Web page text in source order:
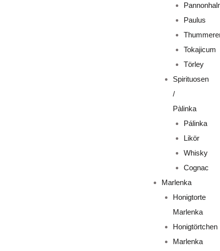
Paulus
Tokajicum
Törley
Spirituosen
/
Pàlinka
Pálinka
Likör
Whisky
Cognac
Marlenka
Honigtorte
Marlenka
Honigtörtchen
Marlenka